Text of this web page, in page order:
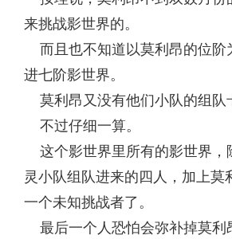
来挑战影世界的。
而且也不知道以莫利昂的位阶
进七阶影世界。
莫利昂又没有他们小队的组队
不过仔细一算。
这个影世界里所有的影世界，
灵小队组队进来的四人，加上莫
一个未知挑战者了。
最后一个人恐怕会弥补掉莫利